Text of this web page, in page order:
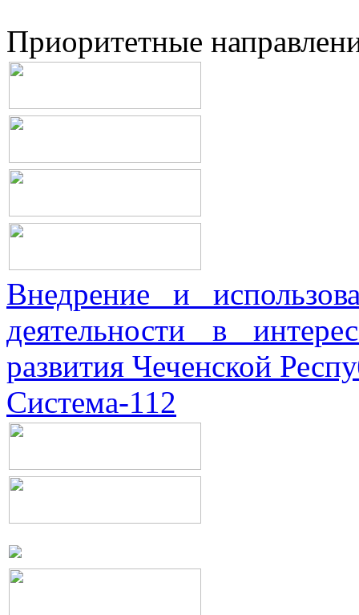
Приоритетные
Внедрение и
деятельности в
развития Чеченской
Система-112